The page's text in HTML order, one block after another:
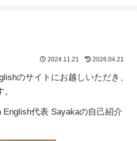
2024.11.21 2026.04.21
のサイトにお越しいただき、
English代表 Sayakaの自己紹介